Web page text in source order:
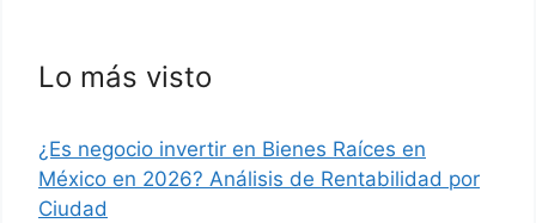
Lo más visto
¿Es negocio invertir en Bienes Raíces en
México en 2026? Análisis de Rentabilidad por
Ciudad